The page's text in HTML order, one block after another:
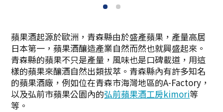
1 2
蘋果酒起源於歐洲，青森縣由於盛產蘋果，產量高居
日本第一，蘋果酒釀造產業自然而然也就興盛起來。
青森縣的蘋果不只是產量，風味也是口碑載道，用這
樣的蘋果來釀酒自然出類拔萃。青森縣內有許多知名
的蘋果酒廠，例如位在青森市海灣地區的A-Factory，
以及弘前市蘋果公園內的弘前蘋果酒工房kimori等
等。